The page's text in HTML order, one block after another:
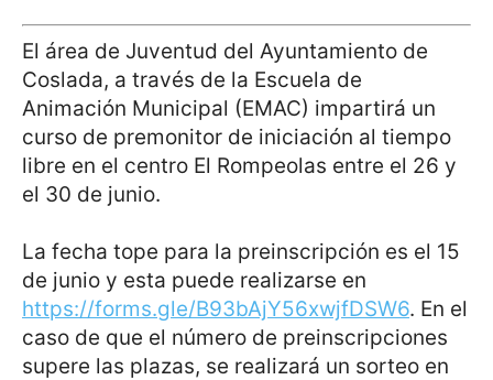
El área de Juventud del Ayuntamiento de
Coslada, a través de la Escuela de
Animación Municipal (EMAC) impartirá un
curso de premonitor de iniciación al tiempo
libre en el centro El Rompeolas entre el 26 y
el 30 de junio.
La fecha tope para la preinscripción es el 15
de junio y esta puede realizarse en
https://forms.gle/B93bAjY56xwjfDSW6. En el
caso de que el número de preinscripciones
supere las plazas, se realizará un sorteo en